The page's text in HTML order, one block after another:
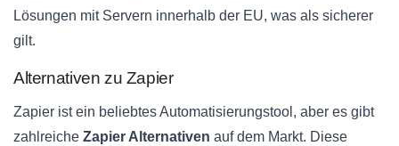
Lösungen mit Servern innerhalb der EU, was als sicherer
gilt.
Alternativen zu Zapier
Zapier ist ein beliebtes Automatisierungstool, aber es gibt
zahlreiche Zapier Alternativen auf dem Markt. Diese